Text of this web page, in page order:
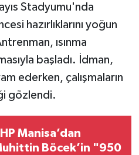
Stadyumu'nda
hazırlıklarını yoğun
ısınma
başladı. İdman,
ederken, çalışmaların
gözlendi.
Manisa’dan
Böcek’in "950